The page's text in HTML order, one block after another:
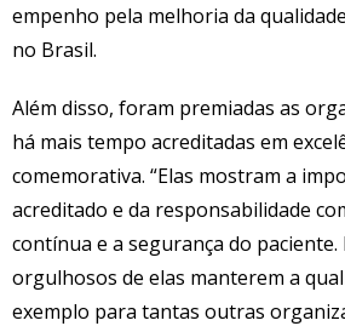
empenho pela melhoria da
no Brasil.
Além disso, foram premiadas as
há mais tempo acreditadas em
comemorativa. “Elas mostram a
acreditado e da responsabilidade
contínua e a segurança do paciente.
orgulhosos de elas manterem a
exemplo para tantas outras